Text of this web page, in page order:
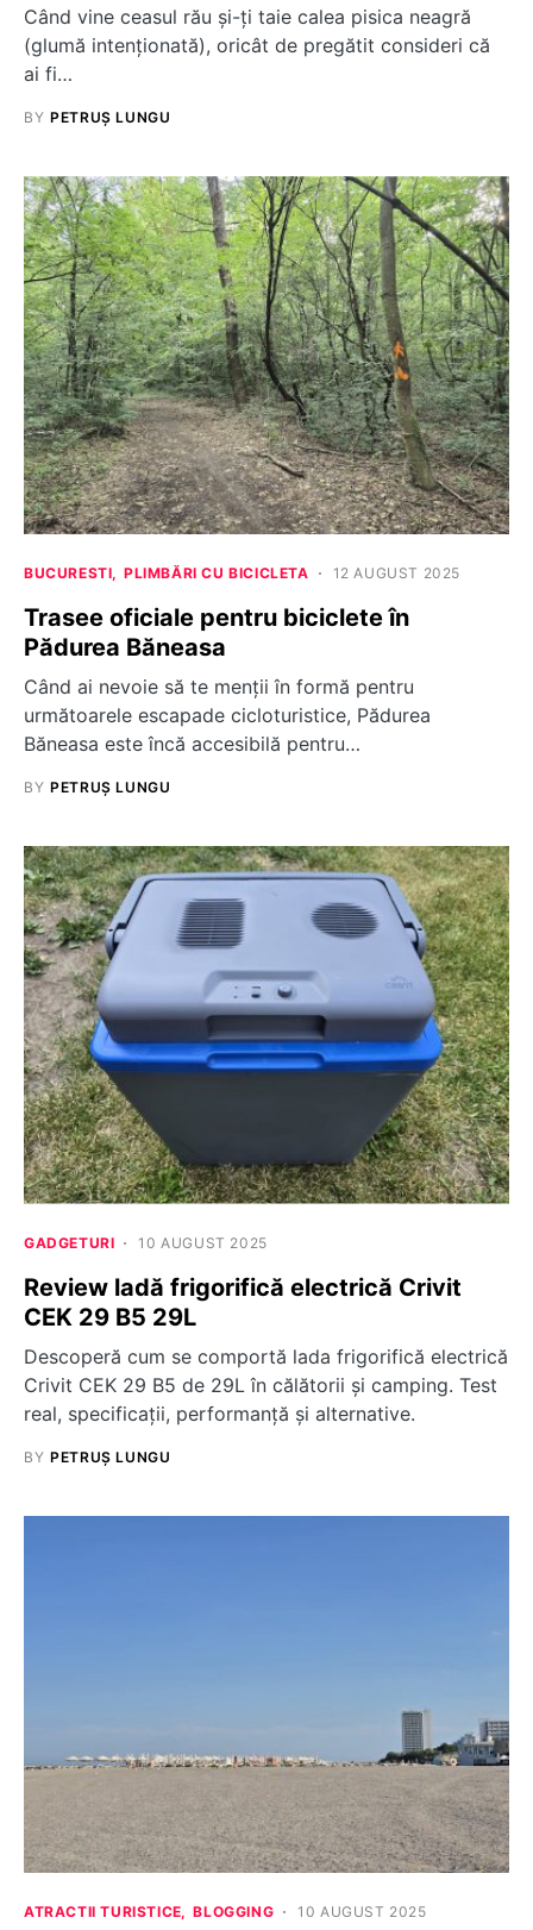
Când vine ceasul rău și-ți taie calea pisica neagră
(glumă intenționată), oricât de pregătit consideri că
ai fi…
BY PETRUȘ LUNGU
BUCURESTI PLIMBĂRI CU BICICLETA 12 AUGUST 2025
Trasee oficiale pentru biciclete în
Pădurea Băneasa
Când ai nevoie să te menții în formă pentru
următoarele escapade cicloturistice, Pădurea
Băneasa este încă accesibilă pentru…
BY PETRUȘ LUNGU
GADGETURI 10 AUGUST 2025
Review ladă frigorifică electrică Crivit
CEK 29 B5 29L
Descoperă cum se comportă lada frigorifică electrică
Crivit CEK 29 B5 de 29L în călătorii și camping. Test
real, specificații, performanță și alternative.
BY PETRUȘ LUNGU
ATRACTII TURISTICE BLOGGING 10 AUGUST 2025